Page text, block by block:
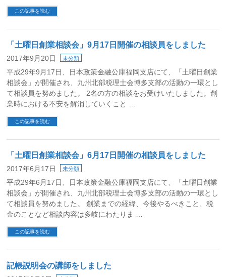
この記事を読む
「土曜日創業相談会」9月17日開催の相談員をしました
2017年9月20日 未分類
平成29年9月17日、日本政策金融公庫福岡支店にて、「土曜日創業
相談会」が開催され、九州北部税理士会博多支部の活動の一環とし
て相談員を努めました。 2名の方の相談をお受けいたしました。創
業時における不安を解消していくこと …
この記事を読む
「土曜日創業相談会」6月17日開催の相談員をしました
2017年6月17日 未分類
平成29年6月17日、日本政策金融公庫福岡支店にて、「土曜日創業
相談会」が開催され、九州北部税理士会博多支部の活動の一環とし
て相談員を努めました。 創業までの経緯、今後やるべきこと、税
金のことなど相談内容は多岐にわたりま …
この記事を読む
記帳説明会の講師をしました